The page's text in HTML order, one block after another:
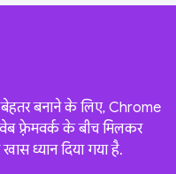
बनाने के लिए, Chrome
फ़्रेमवर्क के बीच मिलकर
ध्यान दिया गया है.